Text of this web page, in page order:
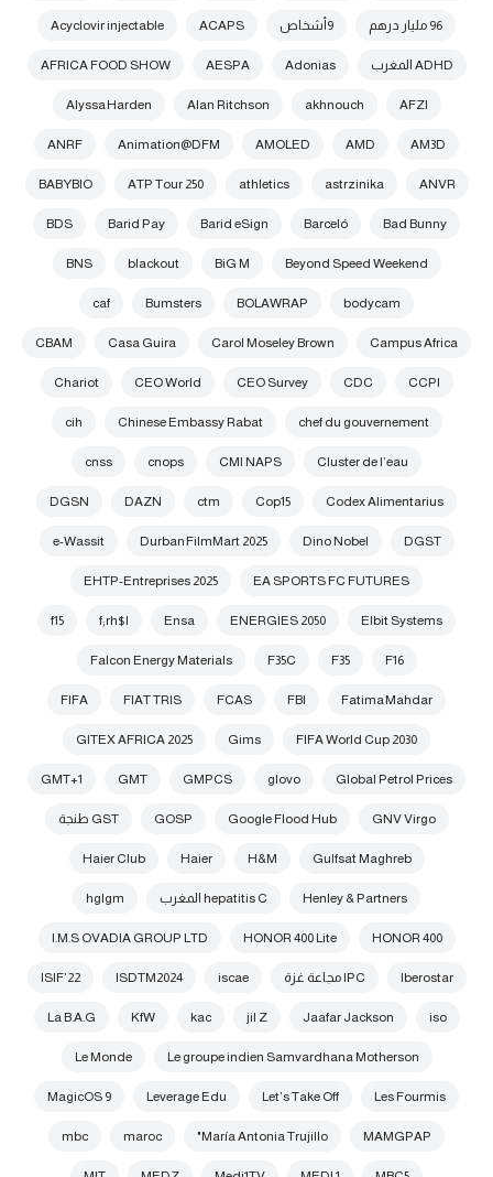
96 مليار درهم 9أشخاص ACAPS
Acyclovir injectable
ADHD المغرب Adonias
AESPA
AFRICA FOOD SHOW
AFZI
akhnouch
Alan Ritchson
Alyssa Harden
AM3D
AMD
AMOLED
Animation@DFM
ANRF
ANVR
astrzinika
athletics
ATP Tour 250
BABYBIO
Bad Bunny
Barceló
Barid eSign
Barid Pay
BDS
Beyond Speed Weekend
BiG M
blackout
BNS
bodycam
BOLAWRAP
Bumsters
caf
Campus Africa
Carol Moseley Brown
Casa Guira
CBAM
CCPI
CDC
CEO Survey
CEO World
Chariot
chef du gouvernement
Chinese Embassy Rabat
cih
Cluster de l’eau
CMI NAPS
cnops
cnss
Codex Alimentarius
Cop15
ctm
DAZN
DGSN
DGST
Dino Nobel
Durban FilmMart 2025
e-Wassit
EA SPORTS FC FUTURES
EHTP-Entreprises 2025
Elbit Systems
ENERGIES 2050
Ensa
f;rh$l
f15
F16
F35
F35C
Falcon Energy Materials
Fatima Mahdar
FBI
FCAS
FIAT TRIS
FIFA
FIFA World Cup 2030
Gims
GITEX AFRICA 2025
Global Petrol Prices
glovo
GMPCS
GMT
GMT+1
GNV Virgo
Google Flood Hub
GOSP GST طنجة
Gulfsat Maghreb
H&M
Haier
Haier Club
Henley & Partners hepatitis C المغرب hglgm
HONOR 400
HONOR 400 Lite
I.M.S OVADIA GROUP LTD
Iberostar IPC مجاعة غزة iscae
ISDTM2024
ISIF’22
iso
Jaafar Jackson
jil Z
kac
KfW
La B.A.G
Le groupe indien Samvardhana Motherson
Le Monde
Les Fourmis
Let’s Take Off
Leverage Edu
MagicOS 9
MAMGPAP
María Antonia Trujillo"
maroc
mbc